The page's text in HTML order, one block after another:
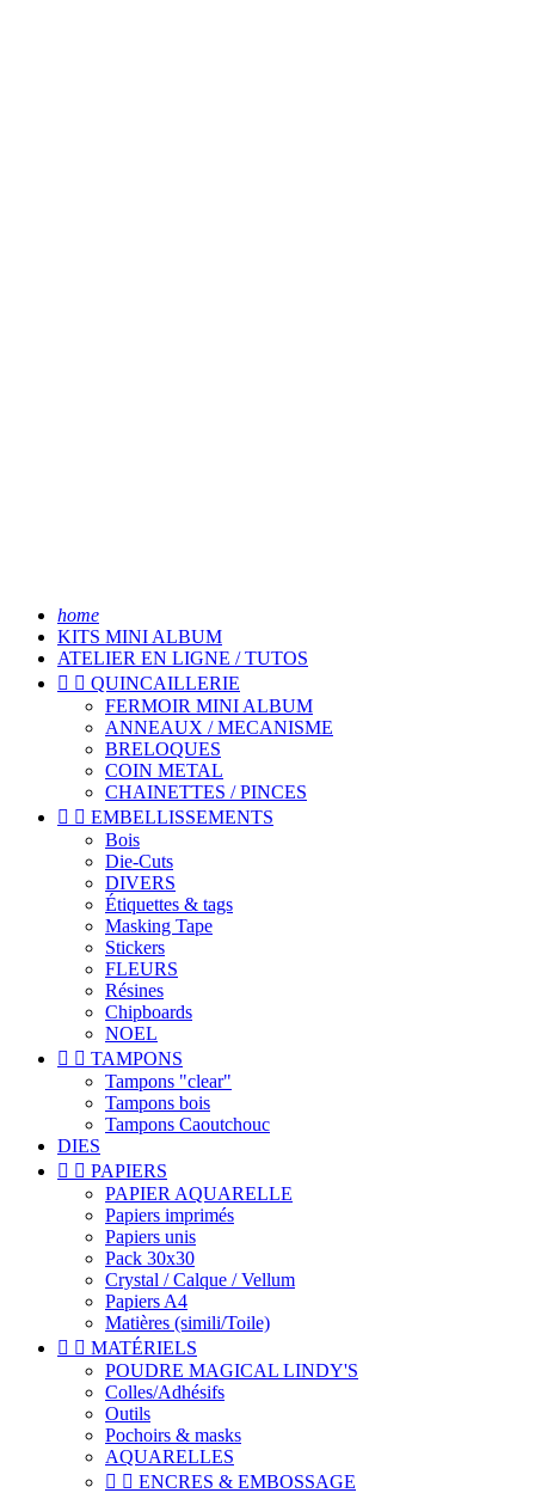
home
KITS MINI ALBUM
ATELIER EN LIGNE / TUTOS
  QUINCAILLERIE
FERMOIR MINI ALBUM
ANNEAUX / MECANISME
BRELOQUES
COIN METAL
CHAINETTES / PINCES
  EMBELLISSEMENTS
Bois
Die-Cuts
DIVERS
Étiquettes & tags
Masking Tape
Stickers
FLEURS
Résines
Chipboards
NOEL
  TAMPONS
Tampons "clear"
Tampons bois
Tampons Caoutchouc
DIES
  PAPIERS
PAPIER AQUARELLE
Papiers imprimés
Papiers unis
Pack 30x30
Crystal / Calque / Vellum
Papiers A4
Matières (simili/Toile)
  MATÉRIELS
POUDRE MAGICAL LINDY'S
Colles/Adhésifs
Outils
Pochoirs & masks
AQUARELLES
  ENCRES & EMBOSSAGE